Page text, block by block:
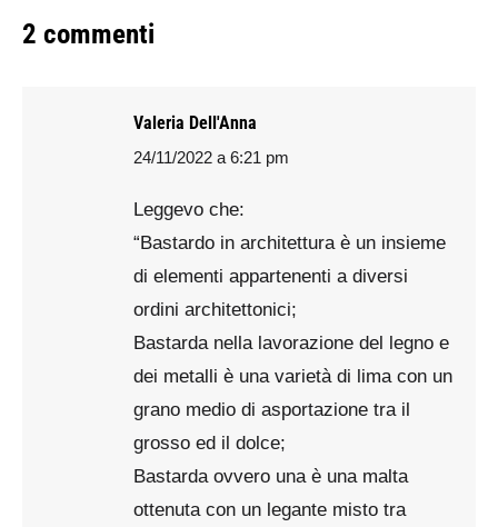
2 commenti
Valeria Dell'Anna
says:
24/11/2022 a 6:21 pm
Leggevo che:
“Bastardo in architettura è un insieme
di elementi appartenenti a diversi
ordini architettonici;
Bastarda nella lavorazione del legno e
dei metalli è una varietà di lima con un
grano medio di asportazione tra il
grosso ed il dolce;
Bastarda ovvero una è una malta
ottenuta con un legante misto tra